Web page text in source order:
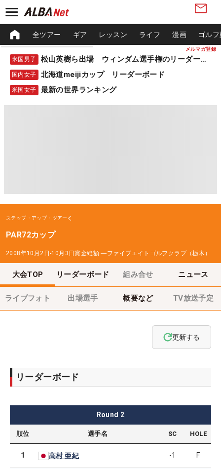
メルマガ登録
全ツアー ギア レッスン ライフ 漫画 ゴル
米国男子 松山英樹ら出場 ウィンダム選手権のリーダーボード
国内女子 北海道meijiカップ リーダーボード
米国女子 最新の世界ランキング
ステップ・アップ・ツアー
PAR72カップ
2008年10月2日-10月3日賞金総額 ―ファイブエイトゴルフクラブ（栃木）
大会TOP リーダーボード 組み合せ ニュース
ライブフォト 出場選手 概要など TV放送予定
更新する
リーダーボード
Round 2
順位 選手名 SC HOLE
1 高村 亜紀 -1 F